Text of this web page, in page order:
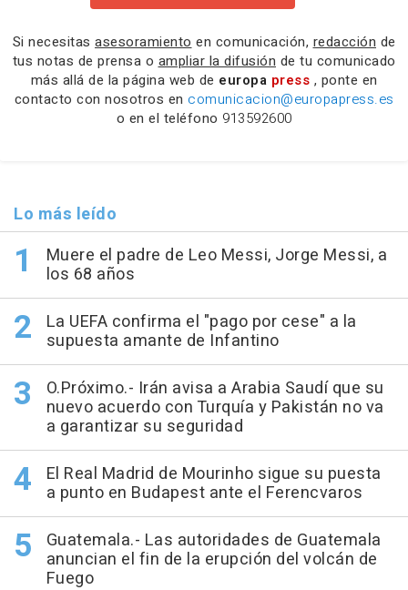
Si necesitas asesoramiento en comunicación, redacción de
tus notas de prensa o ampliar la difusión de tu comunicado
más allá de la página web de europa press , ponte en
contacto con nosotros en comunicacion@europapress.es
o en el teléfono 913592600
Lo más leído
Muere el padre de Leo Messi, Jorge Messi, a
los 68 años
La UEFA confirma el "pago por cese" a la
supuesta amante de Infantino
O.Próximo.- Irán avisa a Arabia Saudí que su
nuevo acuerdo con Turquía y Pakistán no va
a garantizar su seguridad
El Real Madrid de Mourinho sigue su puesta
a punto en Budapest ante el Ferencvaros
Guatemala.- Las autoridades de Guatemala
anuncian el fin de la erupción del volcán de
Fuego